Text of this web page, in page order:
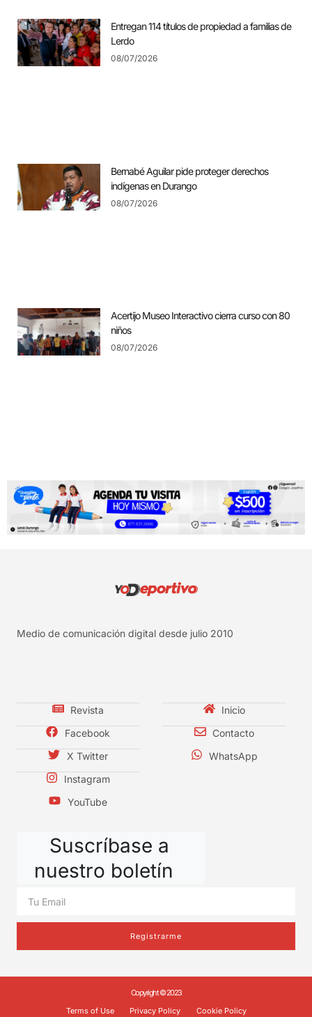
Entregan 114 títulos de propiedad a familias de
Lerdo
08/07/2026
Bernabé Aguilar pide proteger derechos
indígenas en Durango
08/07/2026
Acertijo Museo Interactivo cierra curso con 80
niños
08/07/2026
Medio de comunicación digital desde julio 2010
Revista
Facebook
X Twitter
Instagram
YouTube
Inicio
Contacto
WhatsApp
Suscríbase a
nuestro boletín
Registrarme
Copyright © 2023
Terms of Use
Privacy Policy Cookie Policy